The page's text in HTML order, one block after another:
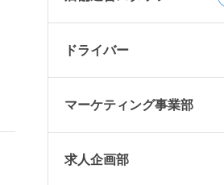
ドライバー
マーケティング事業部
求人企画部